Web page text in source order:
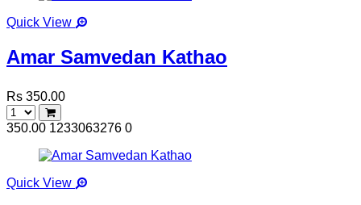
Quick View
Amar Samvedan Kathao
Rs 350.00
350.00 1233063276 0
Quick View